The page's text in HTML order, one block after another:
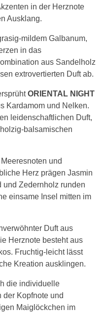
in der Herznote
Ausklang.
mildem Galbanum,
in das
aus Sandelholz
extrovertierten Duft ab.
ORIENTAL NIGHT
Kardamom und Nelken.
leidenschaftlichen Duft,
balsamischen
und
Herz prägen Jasmin
und Zedernholz runden
einsame Insel mitten im
Duft aus
Herznote besteht aus
Fruchtig-leicht lässt
Kreation ausklingen.
die individuelle
der Kopfnote und
Maiglöckchen im